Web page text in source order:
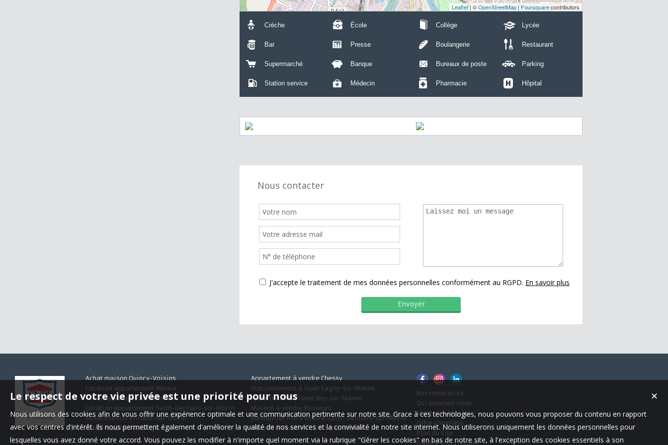
Leaflet| ©OpenStreetMap |Foursquarecontributors
Crèche École Collège Lycée
Bar Presse Boulangerie Restaurant
Supermarché Banque Bureaux de poste Parking
Station service Médecin Pharmacie Hôpital
Nous contacter
J'accepte le traitement de mes données personnelles conformément au RGPD. En savoir plus
Achat maison Quincy-Voisins
Location appartement Meaux
Achat appartement Meaux
Location appartement Saint-Germain-sur-Morin
Achat maison Villiers-sur-Morin
Achat maison Voulangis
Appartement à vendre Chessy
Stationnement à louer Lagny-sur-Marne
Appartement à louer Bry-sur-Marne
Maison à vendre Bouleurs
Immobilier Pro à vendre Saint-Germain-sur-Morin
Maison à vendre Villiers-sur-Morin
Nos Honoraires
Qui sommes-nous
Mentions légales
Offre complète
Plan du site
Espace propriétaire
✕
Le respect de votre vie privée est une priorité pour nous
Nous utilisons des cookies afin de vous offrir une expérience optimale et une communication pertinente sur notre site. Grace à ces technologies, nous pouvons vous proposer du contenu en rapport
avec vos centres d'intérêt. Ils nous permettent également d'améliorer la qualité de nos services et la convivialité de notre site internet. Nous utiliserons uniquement les données personnelles pour
lesquelles vous avez donné votre accord. Vous pouvez les modifier à n'importe quel moment via la rubrique "Gérer les cookies" en bas de notre site, à l'exception des cookies essentiels à son